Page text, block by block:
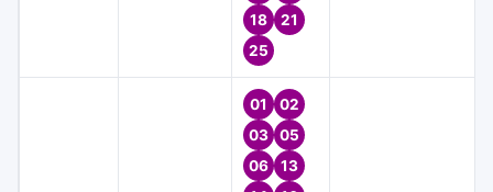
18
21
25
01
02
03
05
06
13